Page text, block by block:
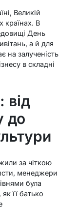
Великій
країнах. В
День
а й для
на залученість
в складні
від
до
за чіткою
менеджери
була
її батько